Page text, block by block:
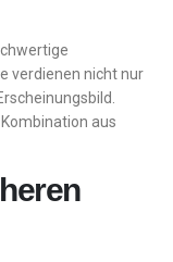
verdienen nicht nur
aus